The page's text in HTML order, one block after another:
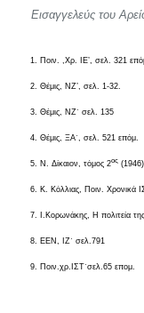
Εισαγγελεύς του
1. Ποιν. ,Χρ. ΙΕ’, σελ. 321
2. Θέμις, ΝΖ’, σελ. 1-32.
3. Θέμις, ΝΖ΄ σελ. 135
4. Θέμις, ΞΑ΄, σελ. 521 επόμ.
5. Ν. Δίκαιον, τόμος 2ος
6. Κ. Κόλλιας, Ποιν. Χρονικά
7. Ι.Κορωνάκης, Η πολιτεία
8. ΕΕΝ, ΙΖ΄ σελ.791
9. Ποιν.χρ.ΙΣΤ΄σελ.65 επομ.